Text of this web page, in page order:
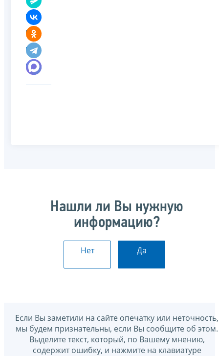
Нашли ли Вы нужную
информацию?
Нет Да
Если Вы заметили на сайте опечатку или неточность,
мы будем признательны, если Вы сообщите об этом.
Выделите текст, который, по Вашему мнению,
содержит ошибку, и нажмите на клавиатуре